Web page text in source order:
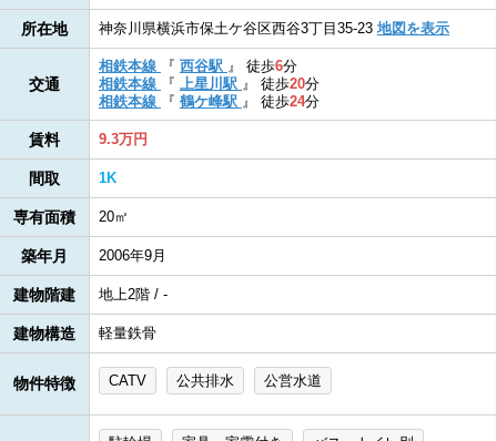
所在地 神奈川県横浜市保土ケ谷区西谷3丁目35-23 地図を表示
交通
相鉄本線 『 西谷駅 』 徒歩6分
相鉄本線
『 上星川駅 』 徒歩20分
相鉄本線
『 鶴ケ峰駅 』 徒歩24分
賃料 9.3万円
間取 1K
専有面積 20㎡
築年月 2006年9月
建物階建 地上2階 / -
建物構造 軽量鉄骨
物件特徴 CATV 公共排水 公営水道